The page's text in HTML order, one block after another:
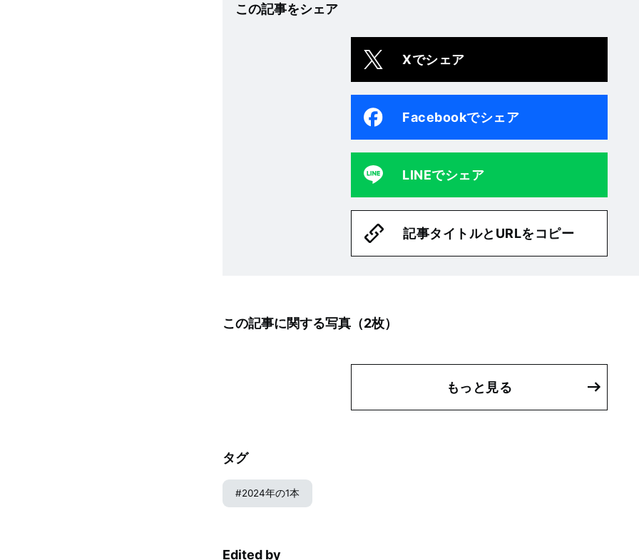
この記事をシェア
Xでシェア
Facebookでシェア
LINEでシェア
記事タイトルとURLをコピー
この記事に関する写真（2枚）
もっと見る
タグ
#2024年の1本
Edited by